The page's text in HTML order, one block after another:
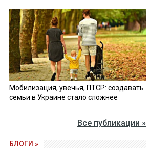
Мобилизация, увечья, ПТСР: создавать
семьи в Украине стало сложнее
Все публикации »
БЛОГИ »